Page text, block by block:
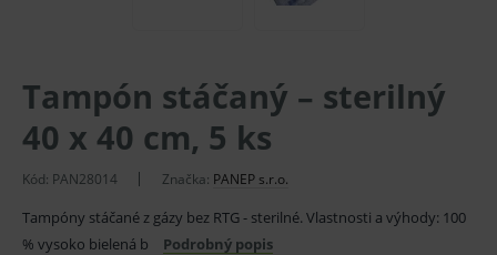
Tampón stáčaný – sterilný
40 x 40 cm, 5 ks
Kód: PAN28014 Značka: PANEP s.r.o.
Tampóny stáčané z gázy bez RTG - sterilné. Vlastnosti a výhody: 100
% vysoko bielená b
Podrobný popis